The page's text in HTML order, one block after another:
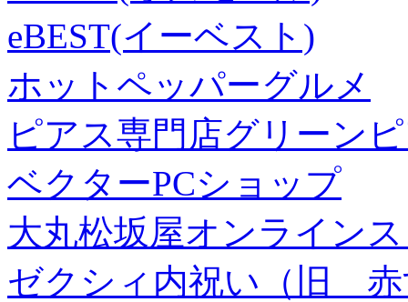
eBEST(イーベスト)
ホットペッパーグルメ
ピアス専門店グリーン
ベクターPCショップ
大丸松坂屋オンライン
ゼクシィ内祝い（旧 赤